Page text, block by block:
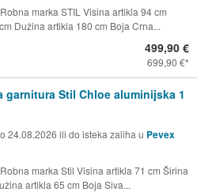
marka STIL Visina artikla 94 cm
Dužina artikla 180 cm Boja Crna...
499,90 €
699,90 €
garnitura Stil Chloe aluminijska 1
24.08.2026 ili do isteka zaliha u Pevex
marka Stil Visina artikla 71 cm Širina
artikla 65 cm Boja Siva...